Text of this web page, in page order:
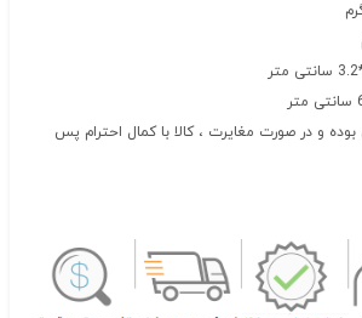
و در صورت مغایرت ، کالا با کمال احترام پس